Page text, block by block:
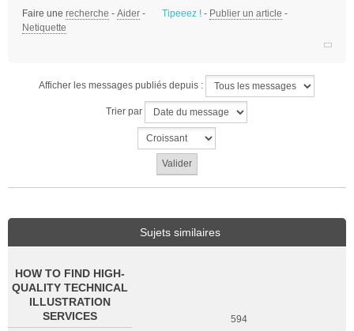
Faire une recherche - Aider - Tipeeez ! - Publier un article -
Netiquette
Afficher les messages publiés depuis :
Trier par
Sujets similaires
HOW TO FIND HIGH-
QUALITY TECHNICAL
ILLUSTRATION
SERVICES
594